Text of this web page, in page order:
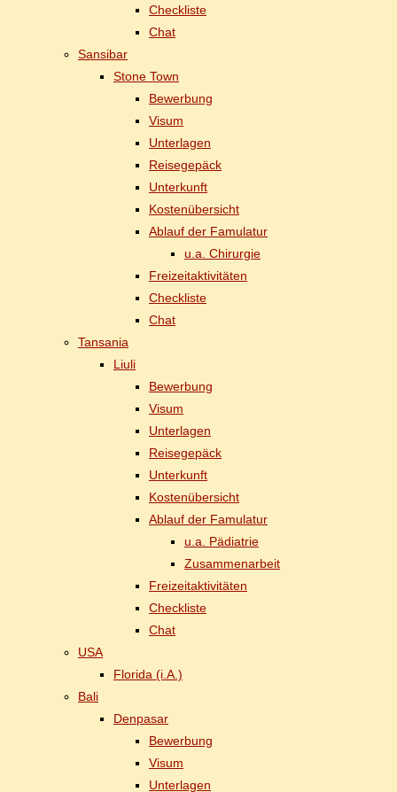
Check­lis­te
Chat
San­si­bar
Stone Town
Be­wer­bung
Vi­sum
Un­ter­la­gen
Rei­se­ge­päck
Un­ter­kunft
Kos­ten­über­sicht
Ab­lauf der Famulatur
u.a. Chir­ur­gie
Frei­zeit­ak­ti­vi­tä­ten
Check­lis­te
Chat
Tan­sa­nia
Liu­li
Be­wer­bung
Vi­sum
Un­ter­la­gen
Rei­se­ge­päck
Un­ter­kunft
Kos­ten­über­sicht
Ab­lauf der Famulatur
u.a. Päd­ia­trie
Zu­sam­men­ar­beit
Frei­zeit­ak­ti­vi­tä­ten
Check­lis­te
Chat
USA
Flo­ri­da (i.A.)
Ba­li
Den­pasar
Be­wer­bung
Vi­sum
Un­ter­la­gen